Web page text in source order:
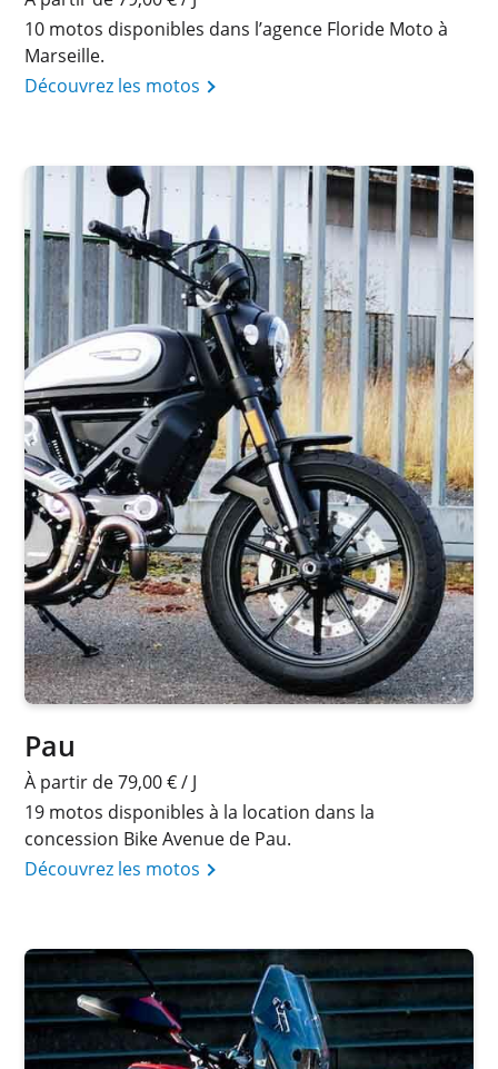
10 motos disponibles dans l’agence Floride Moto à
Marseille.
Découvrez les motos
Pau
À partir de 79,00 € / J
19 motos disponibles à la location dans la
concession Bike Avenue de Pau.
Découvrez les motos